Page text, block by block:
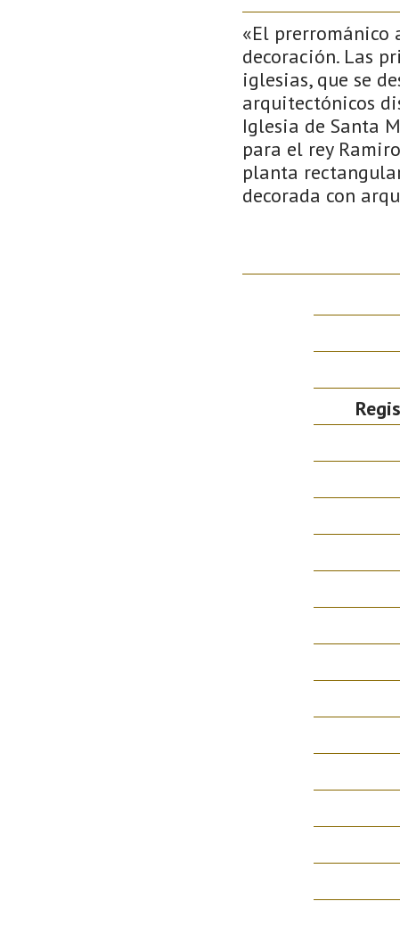
«El prerrománico
decoración. Las
iglesias, que se
arquitectónicos
Iglesia de Santa
para el rey
planta
decorada con